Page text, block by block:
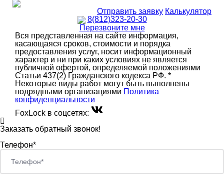
Отправить заявку Калькулятор
8(812)323-20-30
Перезвоните мне
Вся представленная на сайте информация,
касающаяся сроков, стоимости и порядка
предоставления услуг, носит информационный
характер и ни при каких условиях не является
публичной офертой, определяемой положениями
Статьи 437(2) Гражданского кодекса РФ. *
Некоторые виды работ могут быть выполнены
подрядными организациями Политика
конфиденциальности
FoxLock в соцсетях:
Заказать обратный звонок!
Телефон*